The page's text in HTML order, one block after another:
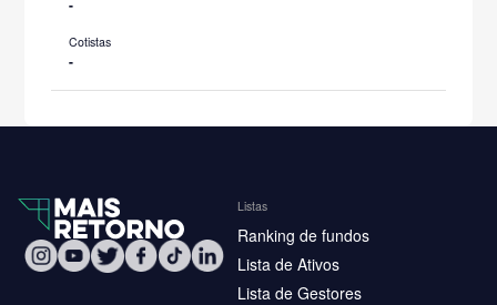
Cotistas
-
Listas
Ranking de fundos
Lista de Ativos
Lista de Gestores